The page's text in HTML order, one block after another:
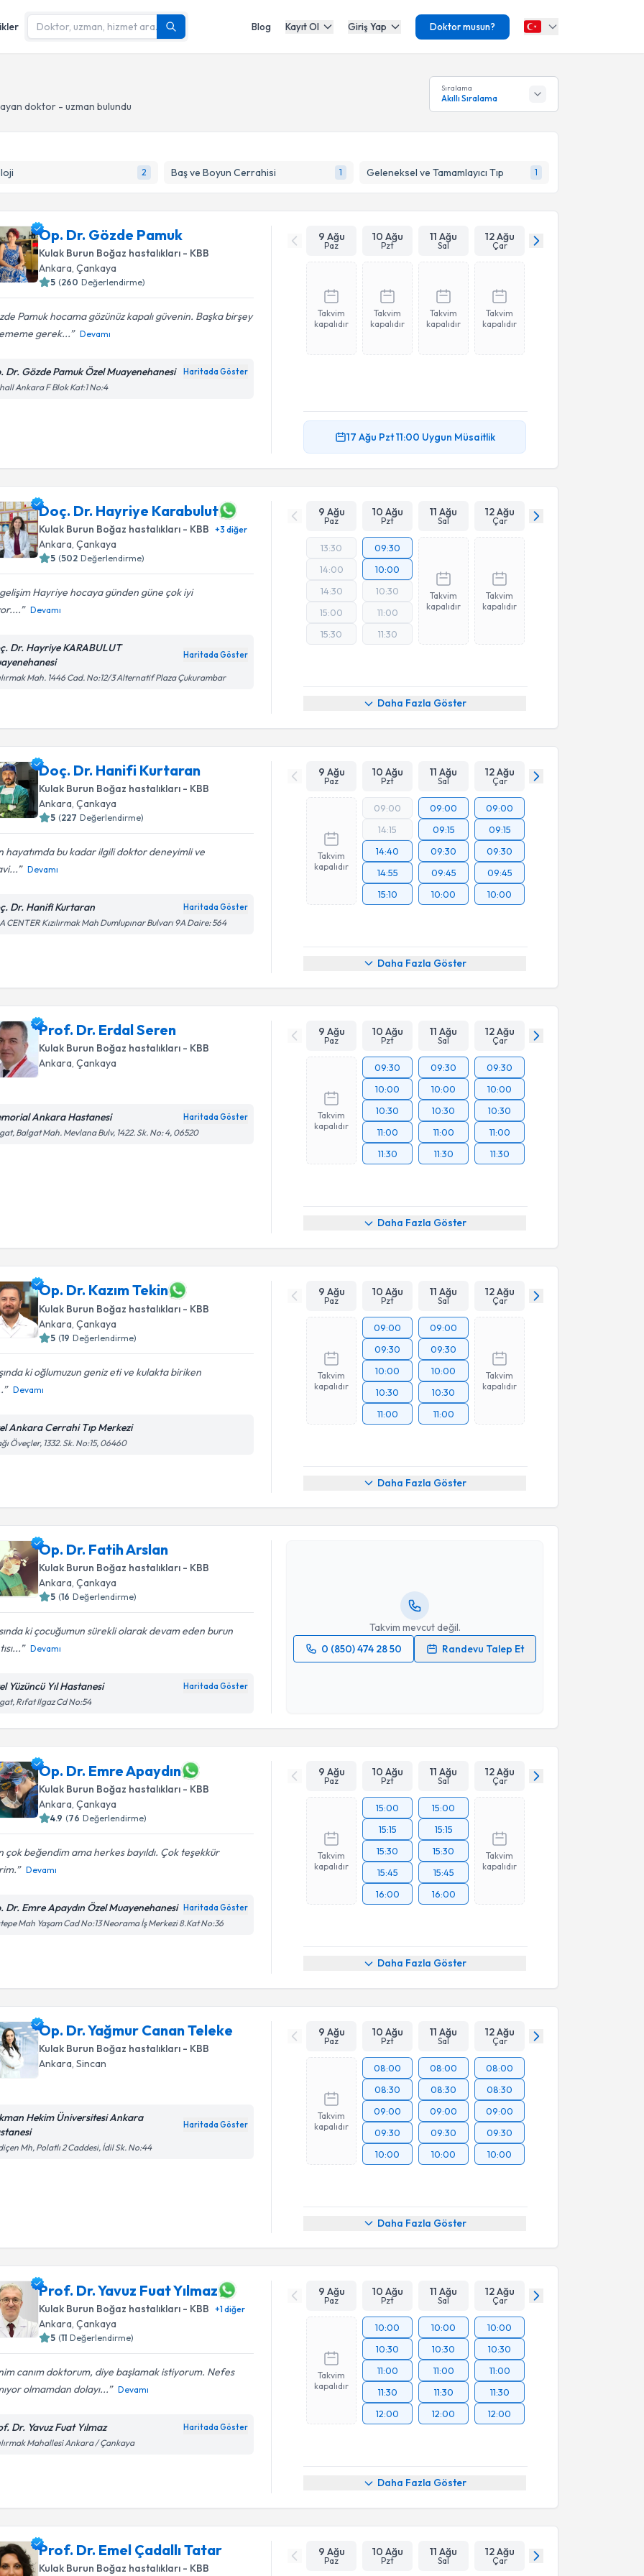
Blog Kayıt Ol Giriş Yap Doktor musun?
doktor - uzman bulundu
Sıralama
Akıllı Sıralama
2 Baş ve Boyun Cerrahisi 1 Geleneksel ve Tamamlayıcı Tıp 1
Op. Dr. Gözde Pamuk
Kulak Burun Boğaz hastalıkları - KBB
Ankara, Çankaya
5 (260 Değerlendirme)
Pamuk hocama gözünüz kapalı güvenin. Başka birşey
gerek...
Devamı
Dr. Gözde Pamuk Özel Muayenehanesi Haritada Göster
Ankara F Blok Kat:1 No:4
9 Ağu
Paz
10 Ağu
Pzt
11 Ağu
Sal
12 Ağu
Çar
Takvim
kapalıdır
Takvim
kapalıdır
Takvim
kapalıdır
Takvim
kapalıdır
17 Ağu Pzt11:00 Uygun Müsaitlik
Doç. Dr. Hayriye Karabulut
Kulak Burun Boğaz hastalıkları - KBB +3 diğer
Ankara, Çankaya
5 (502 Değerlendirme)
Hayriye hocaya günden güne çok iyi
Devamı
Dr. Hayriye KARABULUT
Haritada Göster
Mah. 1446 Cad. No:12/3 Alternatif Plaza Çukurambar
9 Ağu
Paz
10 Ağu
Pzt
11 Ağu
Sal
12 Ağu
Çar
13:30
14:00
14:30
15:00
15:30
09:30
10:00
10:30
11:00
11:30
Takvim
kapalıdır
Takvim
kapalıdır
Daha Fazla Göster
Doç. Dr. Hanifi Kurtaran
Kulak Burun Boğaz hastalıkları - KBB
Ankara , Çankaya
5 (227 Değerlendirme)
hayatımda bu kadar ilgili doktor deneyimli ve
Devamı
Dr. Hanifi Kurtaran Haritada Göster
CENTER Kızılırmak Mah Dumlupınar Bulvarı 9A Daire: 564
9 Ağu
Paz
10 Ağu
Pzt
11 Ağu
Sal
12 Ağu
Çar
Takvim
kapalıdır
09:00
14:15
14:40
14:55
15:10
09:00
09:15
09:30
09:45
10:00
09:00
09:15
09:30
09:45
10:00
Daha Fazla Göster
Prof. Dr. Erdal Seren
Kulak Burun Boğaz hastalıkları - KBB
Ankara, Çankaya
Ankara Hastanesi Haritada Göster
Balgat Mah. Mevlana Bulv, 1422. Sk. No: 4, 06520
9 Ağu
Paz
10 Ağu
Pzt
11 Ağu
Sal
12 Ağu
Çar
Takvim
kapalıdır
09:30
10:00
10:30
11:00
11:30
09:30
10:00
10:30
11:00
11:30
09:30
10:00
10:30
11:00
11:30
Daha Fazla Göster
Op. Dr. Kazım Tekin
Kulak Burun Boğaz hastalıkları - KBB
Ankara , Çankaya
5 (19 Değerlendirme)
ki oğlumuzun geniz eti ve kulakta biriken
Devamı
Ankara Cerrahi Tıp Merkezi
Öveçler, 1332. Sk. No:15, 06460
9 Ağu
Paz
10 Ağu
Pzt
11 Ağu
Sal
12 Ağu
Çar
Takvim
kapalıdır
09:00
09:30
10:00
10:30
11:00
09:00
09:30
10:00
10:30
11:00
Takvim
kapalıdır
Daha Fazla Göster
Op. Dr. Fatih Arslan
Kulak Burun Boğaz hastalıkları - KBB
Ankara, Çankaya
5 (16 Değerlendirme)
ki çocuğumun sürekli olarak devam eden burun
Devamı
Yüzüncü Yıl Hastanesi Haritada Göster
Rıfat Ilgaz Cd No:54
Takvim mevcut değil.
0 (850) 474 28 50
Randevu Talep Et
Randevu Takvimi Talebi
Op. Dr. Fatih Arslan
Takvim Talebini Gönder
Op. Dr. Emre Apaydın
Kulak Burun Boğaz hastalıkları - KBB
Ankara, Çankaya
4.9 (76 Değerlendirme)
çok beğendim ama herkes bayıldı. Çok teşekkür
Devamı
Dr. Emre Apaydın Özel Muayenehanesi Haritada Göster
Mah Yaşam Cad No:13 Neorama İş Merkezi 8.Kat No:36
9 Ağu
Paz
10 Ağu
Pzt
11 Ağu
Sal
12 Ağu
Çar
Takvim
kapalıdır
15:00
15:15
15:30
15:45
16:00
15:00
15:15
15:30
15:45
16:00
Takvim
kapalıdır
Daha Fazla Göster
Op. Dr. Yağmur Canan Teleke
Kulak Burun Boğaz hastalıkları - KBB
Ankara , Sincan
Hekim Üniversitesi Ankara
Haritada Göster
Mh, Polatlı 2 Caddesi, İdil Sk. No:44
9 Ağu
Paz
10 Ağu
Pzt
11 Ağu
Sal
12 Ağu
Çar
Takvim
kapalıdır
08:00
08:30
09:00
09:30
10:00
08:00
08:30
09:00
09:30
10:00
08:00
08:30
09:00
09:30
10:00
Daha Fazla Göster
Prof. Dr. Yavuz Fuat Yılmaz
Kulak Burun Boğaz hastalıkları - KBB +1diğer
Ankara, Çankaya
5 (11 Değerlendirme)
canım doktorum, diye başlamak istiyorum. Nefes
olmamdan dolayı...
Devamı
Dr. Yavuz Fuat Yılmaz Haritada Göster
Mahallesi Ankara / Çankaya
9 Ağu
Paz
10 Ağu
Pzt
11 Ağu
Sal
12 Ağu
Çar
Takvim
kapalıdır
10:00
10:30
11:00
11:30
12:00
10:00
10:30
11:00
11:30
12:00
10:00
10:30
11:00
11:30
12:00
Daha Fazla Göster
Prof. Dr. Emel Çadallı Tatar
Kulak Burun Boğaz hastalıkları - KBB
9 Ağu
Paz
10 Ağu
Pzt
11 Ağu
Sal
12 Ağu
Çar